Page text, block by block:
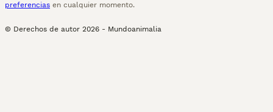
preferencias en cualquier momento.
© Derechos de autor 2026 - Mundoanimalia